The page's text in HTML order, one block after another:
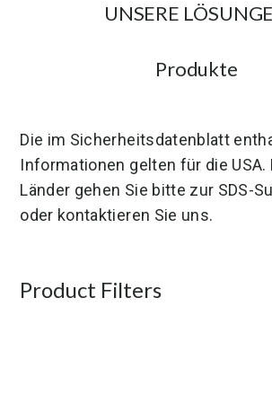
UNSERE
Produkte
Die im Sicherheitsdatenblatt
Informationen gelten für die USA.
Länder gehen Sie bitte zur SDS-
oder kontaktieren Sie uns.
Product Filters